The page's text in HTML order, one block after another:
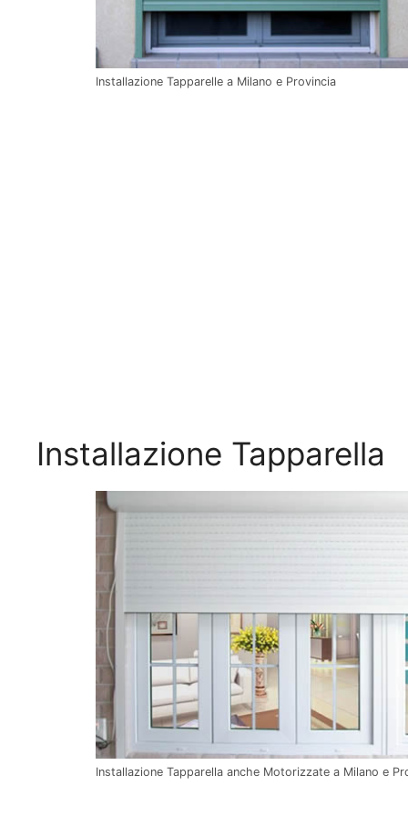
Installazione Tapparelle a Milano e Provincia
Installazione Tapparella
Installazione Tapparella anche Motorizzate a Milano e